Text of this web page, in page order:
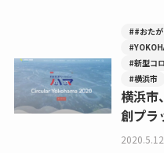
##おた
#新型コ
#横浜市
横浜市
創プラ
2020.5.12